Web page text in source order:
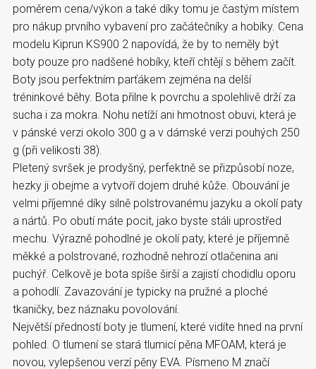
poměrem cena/výkon a také díky tomu je častým místem
pro nákup prvního vybavení pro začátečníky a hobíky. Cena
modelu Kiprun KS900 2 napovídá, že by to neměly být
boty pouze pro nadšené hobíky, kteří chtějí s během začít.
Boty jsou perfektním parťákem zejména na delší
tréninkové běhy. Bota přilne k povrchu a spolehlivě drží za
sucha i za mokra. Nohu netíží ani hmotnost obuvi, která je
v pánské verzi okolo 300 g a v dámské verzi pouhých 250
g (při velikosti 38).
Pletený svršek je prodyšný, perfektně se přizpůsobí noze,
hezky ji obejme a vytvoří dojem druhé kůže. Obouvání je
velmi příjemné díky silně polstrovanému jazyku a okolí paty
a nártů. Po obutí máte pocit, jako byste stáli uprostřed
mechu. Výrazně pohodlné je okolí paty, které je příjemně
měkké a polstrované, rozhodně nehrozí otlačenina ani
puchýř. Celkově je bota spíše širší a zajistí chodidlu oporu
a pohodlí. Zavazování je typicky na pružné a ploché
tkaničky, bez náznaku povolování.
Největší předností boty je tlumení, které vidíte hned na první
pohled. O tlumení se stará tlumicí pěna MFOAM, která je
novou, vylepšenou verzí pěny EVA. Písmeno M značí